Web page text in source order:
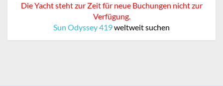
Die Yacht steht zur Zeit für neue Buchungen nicht zur
Verfügung.
Sun Odyssey 419weltweit suchen